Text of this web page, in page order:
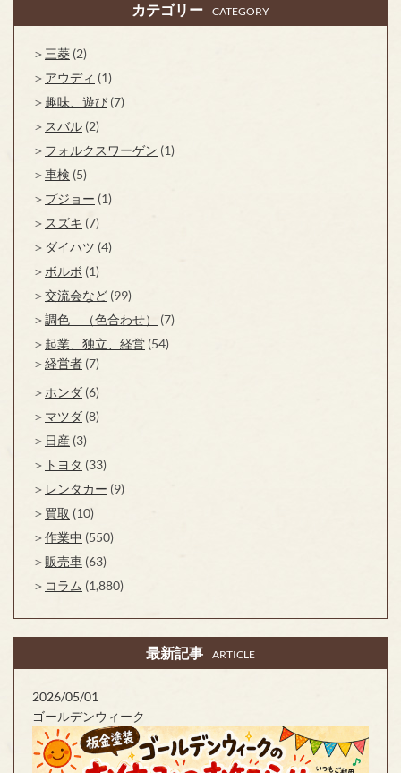
カテゴリー CATEGORY
三菱 (2)
アウディ (1)
趣味、遊び (7)
スバル (2)
フォルクスワーゲン (1)
車検 (5)
プジョー (1)
スズキ (7)
ダイハツ (4)
ボルボ (1)
交流会など (99)
調色 （色合わせ）
(7)
起業、独立、経営 (54)
経営者 (7)
ホンダ (6)
マツダ (8)
日産 (3)
トヨタ (33)
レンタカー (9)
買取 (10)
作業中 (550)
販売車 (63)
コラム (1,880)
最新記事 ARTICLE
2026/05/01
ゴールデンウィーク